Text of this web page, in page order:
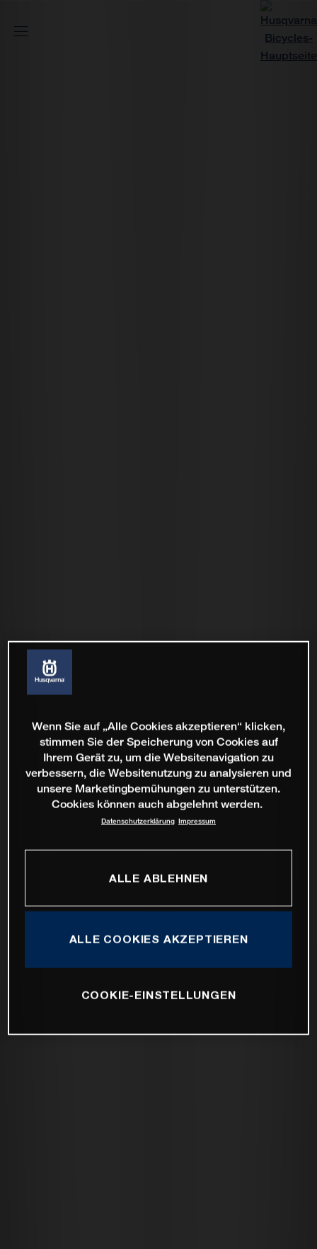
Wenn Sie auf „Alle Cookies akzeptieren“ klicken,
stimmen Sie der Speicherung von Cookies auf
Ihrem Gerät zu, um die Websitenavigation zu
verbessern, die Websitenutzung zu analysieren und
unsere Marketingbemühungen zu unterstützen.
Cookies können auch abgelehnt werden.
Datenschutzerklärung Impressum
ALLE ABLEHNEN
ALLE COOKIES AKZEPTIEREN
COOKIE-EINSTELLUNGEN